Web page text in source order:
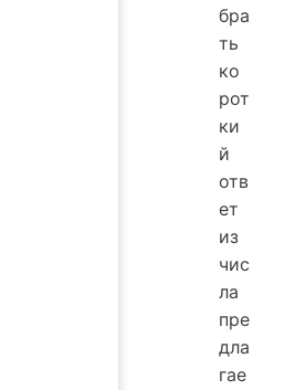
бра
ть
ко
рот
ки
й
отв
ет
из
чис
ла
пре
дла
гае